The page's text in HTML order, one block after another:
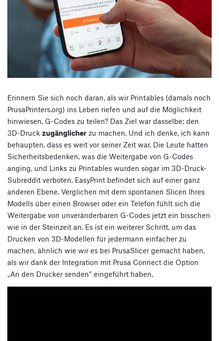
Erinnern Sie sich noch daran, als wir Printables (damals noch
PrusaPrinters.org) ins Leben riefen und auf die Möglichkeit
hinwiesen, G-Codes zu teilen? Das Ziel war dasselbe: den
3D-Druck zugänglicher zu machen. Und ich denke, ich kann
behaupten, dass es weit vor seiner Zeit war. Die Leute hatten
Sicherheitsbedenken, was die Weitergabe von G-Codes
anging, und Links zu Printables wurden sogar im 3D-Druck-
Subreddit verboten. EasyPrint befindet sich auf einer ganz
anderen Ebene. Verglichen mit dem spontanen Slicen Ihres
Modells über einen Browser oder ein Telefon fühlt sich die
Weitergabe von unveränderbaren G-Codes jetzt ein bisschen
wie in der Steinzeit an. Es ist ein weiterer Schritt, um das
Drucken von 3D-Modellen für jedermann einfacher zu
machen, ähnlich wie wir es bei PrusaSlicer gemacht haben,
als wir dank der Integration mit Prusa Connect die Option
„An den Drucker senden“ eingeführt haben.